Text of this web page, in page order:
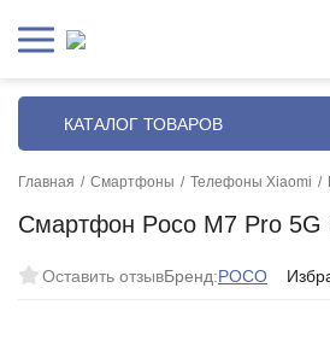
КАТАЛОГ ТОВАРОВ
Главная / Смартфоны / Телефоны Xiaomi /
Смартфон Poco M7 Pro 5G
Оставить отзывБренд:POCO